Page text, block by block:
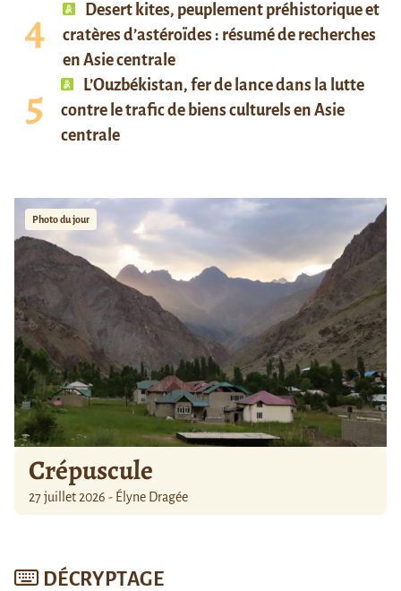
Desert kites, peuplement préhistorique et
cratères d’astéroïdes : résumé de recherches
en Asie centrale
L’Ouzbékistan, fer de lance dans la lutte
contre le trafic de biens culturels en Asie
centrale
Photo du jour
Crépuscule
27 juillet 2026 - Élyne Dragée
DÉCRYPTAGE